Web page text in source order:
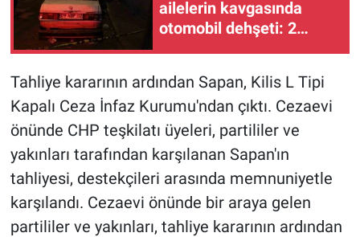
ailelerin kavgasında
otomobil dehşeti: 2
Tahliye kararının ardından Sapan, Kilis L Tipi
Kapalı Ceza İnfaz Kurumu'ndan çıktı. Cezaevi
önünde CHP teşkilatı üyeleri, partililer ve
yakınları tarafından karşılanan Sapan'ın
tahliyesi, destekçileri arasında memnuniyetle
karşılandı. Cezaevi önünde bir araya gelen
partililer ve yakınları, tahliye kararının ardından